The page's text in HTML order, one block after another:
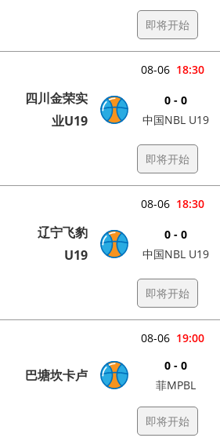
即将开始
18:30
08-06
四川金荣实
业U19
0 - 0
中国NBL U19
即将开始
18:30
08-06
辽宁飞豹
U19
0 - 0
中国NBL U19
即将开始
19:00
08-06
巴塘坎卡卢
0 - 0
菲MPBL
即将开始